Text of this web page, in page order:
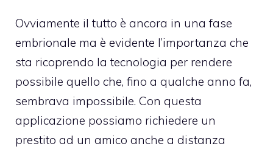
Ovviamente il tutto è ancora in una fase
embrionale ma è evidente l’importanza che
sta ricoprendo la tecnologia per rendere
possibile quello che, fino a qualche anno fa,
sembrava impossibile. Con questa
applicazione possiamo richiedere un
prestito ad un amico anche a distanza